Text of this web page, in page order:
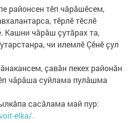
районсен тӗп чăрăшĕсем,
тĕрлĕ тĕслĕ
Кашни чӑрӑш ҫутӑрах та,
чи илемлĕ Çӗнӗ ҫул
ҫавӑн пекех районăн
чӑрӑша суйлама пулӑшма
сасăлама май пур:
elka/.